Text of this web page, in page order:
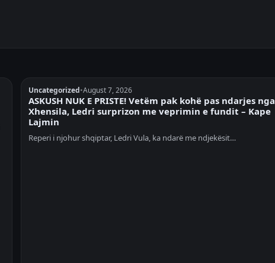
Uncategorized•August 7, 2026
ASKUSH NUK E PRISTE! Vetëm pak kohë pas ndarjes nga
Xhensila, Ledri surprizon me veprimin e fundit – Kape
Lajmin
Reperi i njohur shqiptar, Ledri Vula, ka ndarë me ndjekësit…